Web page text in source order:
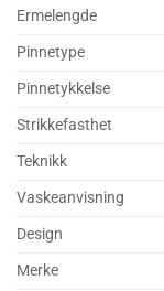
Ermelengde
Pinnetype
Pinnetykkelse
Strikkefasthet
Teknikk
Vaskeanvisning
Design
Merke